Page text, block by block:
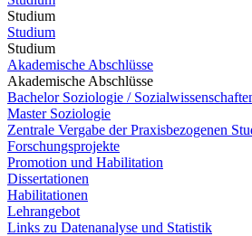
Studium
Studium
Studium
Akademische Abschlüsse
Akademische Abschlüsse
Bachelor Soziologie /
Master Soziologie
Zentrale Vergabe der Praxisbezogenen
Forschungsprojekte
Promotion und Habilitation
Dissertationen
Habilitationen
Lehrangebot
Links zu Datenanalyse und Statistik